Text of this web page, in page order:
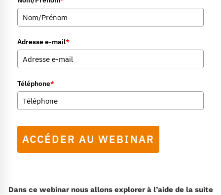
Adresse e-mail*
Téléphone*
ACCÉDER AU WEBINAR
Dans ce webinar nous allons explorer à l’aide de la suite